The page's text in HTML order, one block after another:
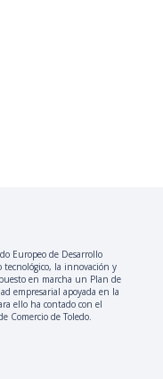
Europeo de Desarrollo
tecnológico, la innovación y
en marcha un Plan de
empresarial apoyada en la
ello ha contado con el
Comercio de Toledo.